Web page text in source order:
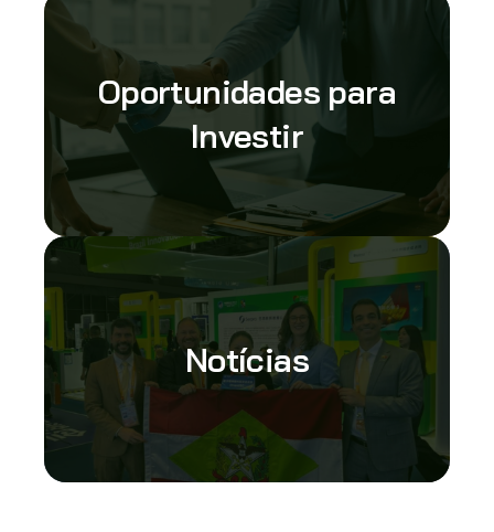
Oportunidades para
Investir
Notícias